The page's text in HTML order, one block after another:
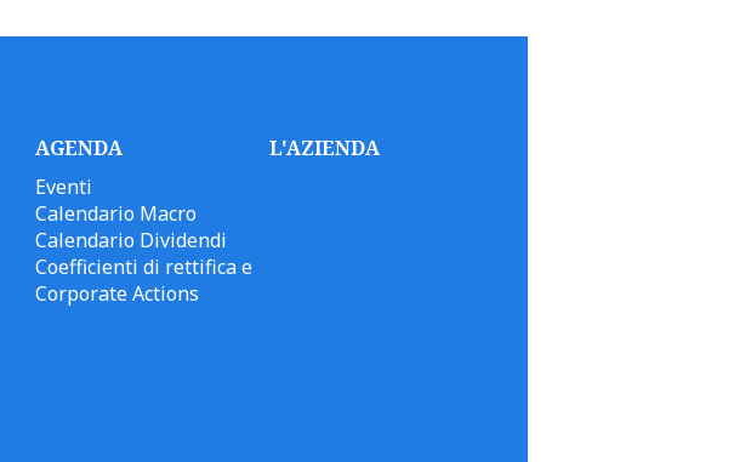
AGENDA
Eventi
Calendario Macro
Calendario Dividendi
Coefficienti di rettifica e
Corporate Actions
L'AZIENDA